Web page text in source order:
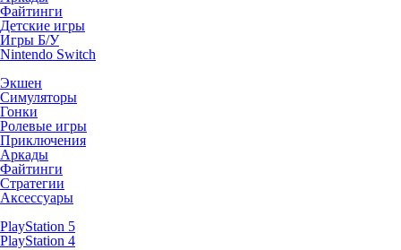
Файтинги
Детские игры
Игры Б/У
Nintendo Switch
Экшен
Симуляторы
Гонки
Ролевые игры
Приключения
Аркады
Файтинги
Стратегии
Аксессуары
PlayStation 5
PlayStation 4